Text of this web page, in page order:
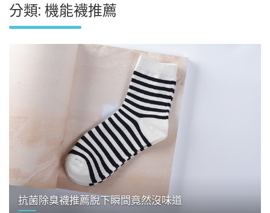
分類: 機能襪推薦
抗菌除臭襪推薦脫下瞬間竟然沒味道